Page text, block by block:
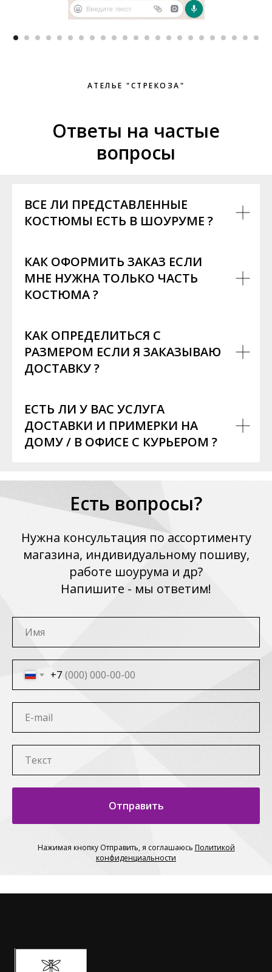
АТЕЛЬЕ "СТРЕКОЗА"
Ответы на частые
вопросы
ВСЕ ЛИ ПРЕДСТАВЛЕННЫЕ
КОСТЮМЫ ЕСТЬ В ШОУРУМЕ ?
КАК ОФОРМИТЬ ЗАКАЗ ЕСЛИ
МНЕ НУЖНА ТОЛЬКО ЧАСТЬ
КОСТЮМА ?
КАК ОПРЕДЕЛИТЬСЯ С
РАЗМЕРОМ ЕСЛИ Я ЗАКАЗЫВАЮ
ДОСТАВКУ ?
ЕСТЬ ЛИ У ВАС УСЛУГА
ДОСТАВКИ И ПРИМЕРКИ НА
ДОМУ / В ОФИСЕ С КУРЬЕРОМ ?
Есть вопросы?
Нужна консультация по ассортименту
магазина, индивидуальному пошиву,
работе шоурума и др?
Напишите - мы ответим!
+7
Отправить
Нажимая кнопку Отправить, я соглашаюсь Политикой
конфиденциальности